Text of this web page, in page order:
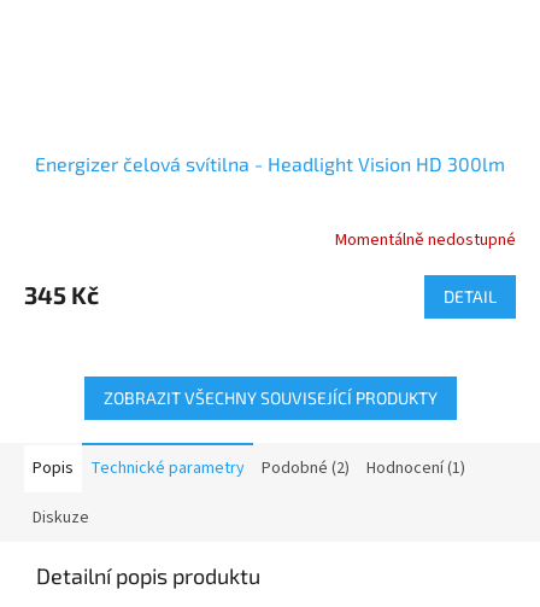
Energizer čelová svítilna - Headlight Vision HD 300lm
Momentálně nedostupné
345 Kč DETAIL
ZOBRAZIT VŠECHNY SOUVISEJÍCÍ PRODUKTY
Popis Technické parametry Podobné (2) Hodnocení (1)
Diskuze
Detailní popis produktu